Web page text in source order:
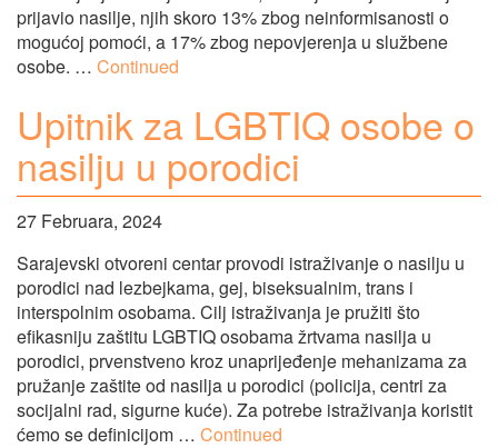
prijavio nasilje, njih skoro 13% zbog neinformisanosti o
mogućoj pomoći, a 17% zbog nepovjerenja u službene
osobe. … Continued
Upitnik za LGBTIQ osobe o
nasilju u porodici
27 Februara, 2024
Sarajevski otvoreni centar provodi istraživanje o nasilju u
porodici nad lezbejkama, gej, biseksualnim, trans i
interspolnim osobama. Cilj istraživanja je pružiti što
efikasniju zaštitu LGBTIQ osobama žrtvama nasilja u
porodici, prvenstveno kroz unaprijeđenje mehanizama za
pružanje zaštite od nasilja u porodici (policija, centri za
socijalni rad, sigurne kuće). Za potrebe istraživanja koristit
ćemo se definicijom … Continued